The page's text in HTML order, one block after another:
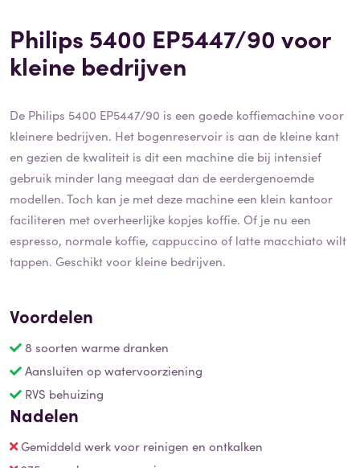
Philips 5400 EP5447/90 voor
kleine bedrijven
De Philips 5400 EP5447/90 is een goede koffiemachine voor
kleinere bedrijven. Het bogenreservoir is aan de kleine kant
en gezien de kwaliteit is dit een machine die bij intensief
gebruik minder lang meegaat dan de eerdergenoemde
modellen. Toch kan je met deze machine een klein kantoor
faciliteren met overheerlijke kopjes koffie. Of je nu een
espresso, normale koffie, cappuccino of latte macchiato wilt
tappen. Geschikt voor kleine bedrijven.
Voordelen
8 soorten warme dranken
Aansluiten op watervoorziening
RVS behuizing
Nadelen
Gemiddeld werk voor reinigen en ontkalken